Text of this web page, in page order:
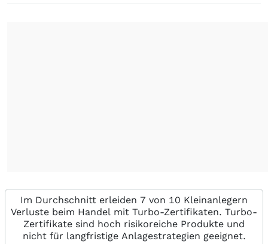
Im Durchschnitt erleiden 7 von 10 Kleinanlegern
Verluste beim Handel mit Turbo-Zertifikaten. Turbo-
Zertifikate sind hoch risikoreiche Produkte und
nicht für langfristige Anlagestrategien geeignet.